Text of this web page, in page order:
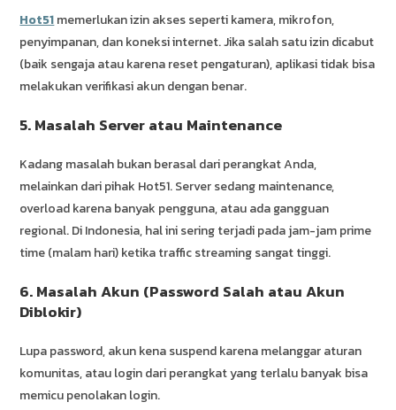
Hot51memerlukan izin akses seperti kamera, mikrofon,
penyimpanan, dan koneksi internet. Jika salah satu izin dicabut
(baik sengaja atau karena reset pengaturan), aplikasi tidak bisa
melakukan verifikasi akun dengan benar.
5. Masalah Server atau Maintenance
Kadang masalah bukan berasal dari perangkat Anda,
melainkan dari pihak Hot51. Server sedang maintenance,
overload karena banyak pengguna, atau ada gangguan
regional. Di Indonesia, hal ini sering terjadi pada jam-jam prime
time (malam hari) ketika traffic streaming sangat tinggi.
6. Masalah Akun (Password Salah atau Akun
Diblokir)
Lupa password, akun kena suspend karena melanggar aturan
komunitas, atau login dari perangkat yang terlalu banyak bisa
memicu penolakan login.